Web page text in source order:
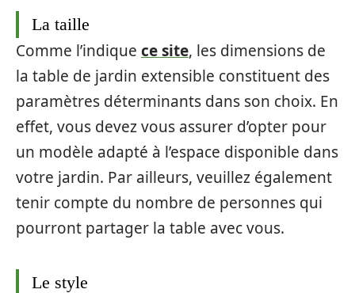
La taille
Comme l’indique ce site, les dimensions de
la table de jardin extensible constituent des
paramètres déterminants dans son choix. En
effet, vous devez vous assurer d’opter pour
un modèle adapté à l’espace disponible dans
votre jardin. Par ailleurs, veuillez également
tenir compte du nombre de personnes qui
pourront partager la table avec vous.
Le style